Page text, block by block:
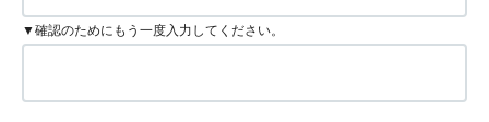
▼確認のためにもう一度入力してください。